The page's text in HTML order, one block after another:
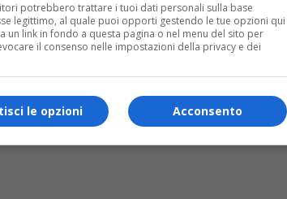
potrebbero trattare i tuoi dati personali sulla base
legittimo, al quale puoi opporti gestendo le tue opzioni qui
un link in fondo a questa pagina o nel menu del sito per
il consenso nelle impostazioni della privacy e dei
Acconsento
le opzioni